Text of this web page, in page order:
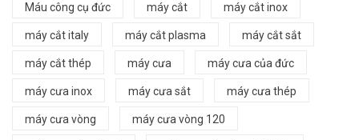
Máu công cụ đức máy cắt máy cắt inox
máy cắt italy máy cắt plasma máy cắt sắt
máy cắt thép máy cưa máy cưa của đức
máy cưa inox máy cưa sắt máy cưa thép
máy cưa vòng máy cưa vòng 120